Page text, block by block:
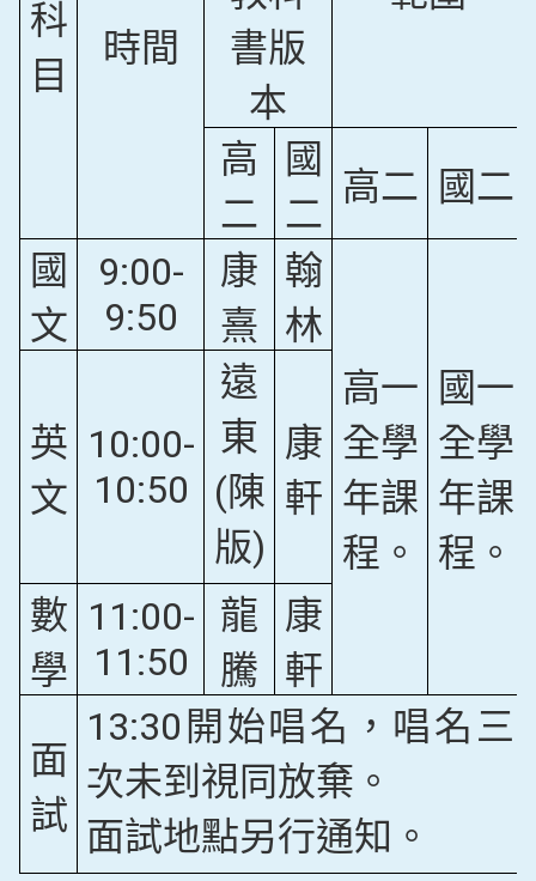
科
目
時間
書版
本
高
二
國
二
高二 國二
國
文
9:00-
9:50
康
熹
翰
林
高一
全學
年課
程。
國一
全學
年課
程。
英
文
10:00-
10:50
遠
東
(陳
版)
康
軒
數
學
11:00-
11:50
龍
騰
康
軒
面
試
13:30開始唱名，唱名三
次未到視同放棄。
面試地點另行通知。